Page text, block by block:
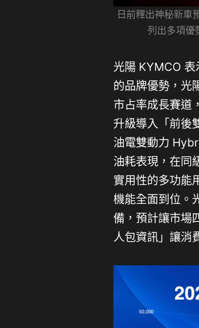
日前釋出神秘新車
列出多項優
光陽 KYMCO
的品牌優勢，光
市占率成長賽道
升級導入「前後
油電雙動力
油耗表現，在同
實用性的多功能
機能全面到位。
備，預計讓市場
人包資訊」讓消